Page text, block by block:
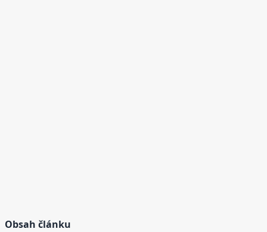
Obsah článku